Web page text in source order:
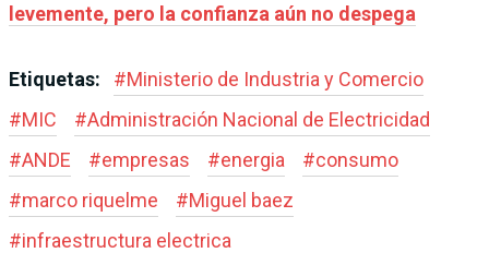
levemente, pero la confianza aún no despega
Etiquetas: #Ministerio de Industria y Comercio
#MIC #Administración Nacional de Electricidad
#ANDE #empresas #energia #consumo
#marco riquelme #Miguel baez
#infraestructura electrica